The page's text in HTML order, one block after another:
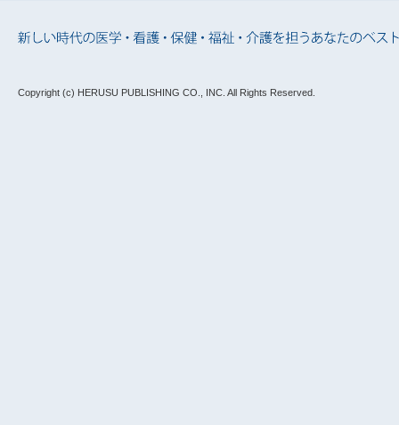
Copyright (c) HERUSU PUBLISHING CO., INC. All Rights Reserved.